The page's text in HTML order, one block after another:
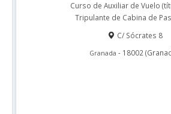
Curso de Auxiliar de Vuelo
Tripulante de Cabina de
C/ Sócrates 8
Granada - 18002 (